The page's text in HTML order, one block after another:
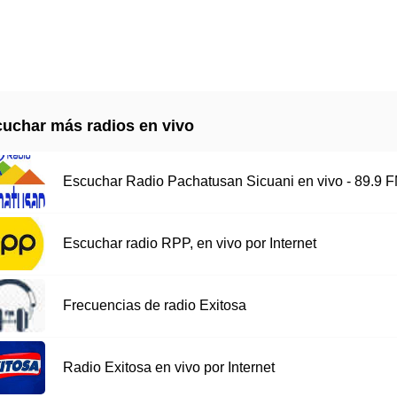
más radios en vivo
Escuchar Radio Pachatusan Sicuani en vivo - 89.9
Escuchar radio RPP, en vivo por Internet
Frecuencias de radio Exitosa
Radio Exitosa en vivo por Internet